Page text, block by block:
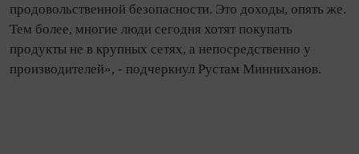
продовольственной безопасности. Это доходы, опять же.
Тем более, многие люди сегодня хотят покупать
продукты не в крупных сетях, а непосредственно у
производителей», - подчеркнул Рустам Минниханов.